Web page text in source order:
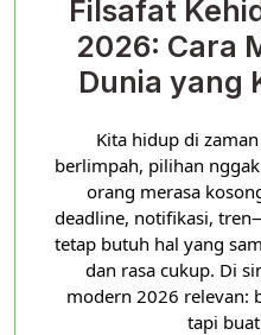
Filsafat
2026: Cara
Dunia yang
Kita hidup di
berlimpah, pilihan
orang merasa
deadline, notifikasi,
tetap butuh hal yang
dan rasa cukup. Di
modern 2026 relevan:
tapi